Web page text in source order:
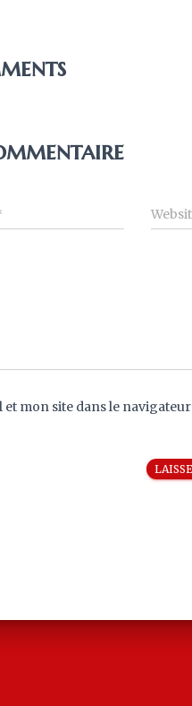
mon site dans le